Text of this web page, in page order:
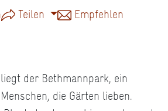
Teilen Empfehlen
der Bethmannpark, ein
die Gärten lieben.